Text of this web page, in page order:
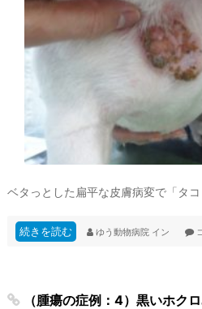
ベタっとした扁平な皮膚病変で「タ
続きを読む ゆう動物病院 イン
（腫瘍の症例：4）黒いホク